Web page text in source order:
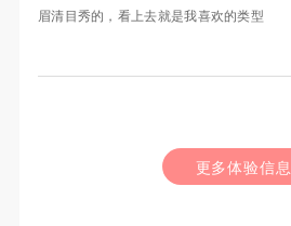
眉清目秀的，看上去就是我喜欢的类型
更多体验信息